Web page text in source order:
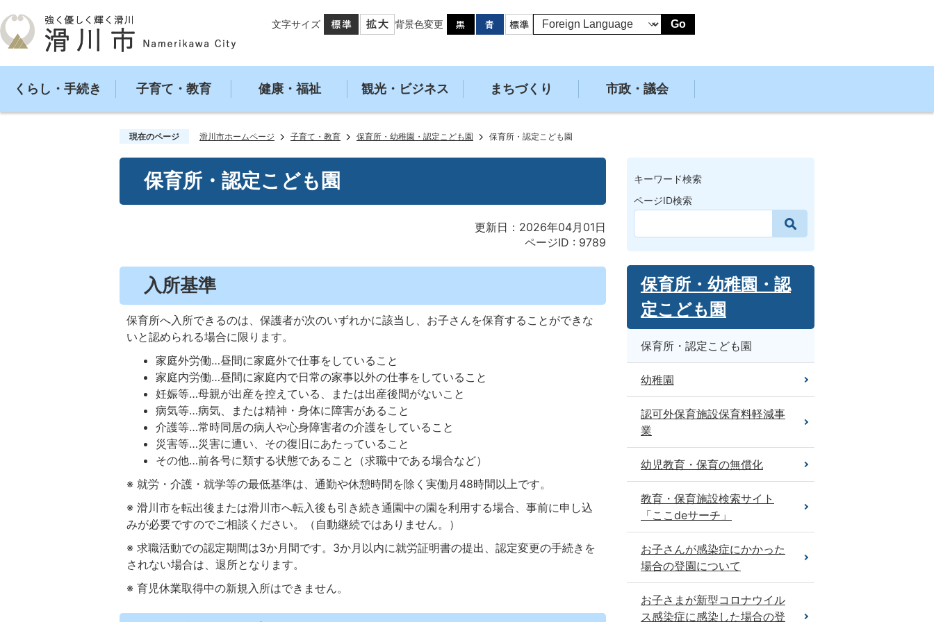
文字サイズ 背景色変更 Go
くらし・手続き 子育て・教育 健康・福祉 観光・ビジネス まちづくり 市政・議会
現在のページ 滑川市ホームページ 子育て・教育 保育所・幼稚園・認定こども園 保育所・認定こども園
保育所・認定こども園
更新日：2026年04月01日
ページID : 9789
入所基準
保育所へ入所できるのは、保護者が次のいずれかに該当し、お子さんを保育することができな
いと認められる場合に限ります。
家庭外労働…昼間に家庭外で仕事をしていること
家庭内労働…昼間に家庭内で日常の家事以外の仕事をしていること
妊娠等…母親が出産を控えている、または出産後間がないこと
病気等…病気、または精神・身体に障害があること
介護等…常時同居の病人や心身障害者の介護をしていること
災害等…災害に遭い、その復旧にあたっていること
その他…前各号に類する状態であること（求職中である場合など）
※ 就労・介護・就学等の最低基準は、通勤や休憩時間を除く実働月48時間以上です。
※ 滑川市を転出後または滑川市へ転入後も引き続き通園中の園を利用する場合、事前に申し込
みが必要ですのでご相談ください。（自動継続ではありません。）
※ 求職活動での認定期間は3か月間です。3か月以内に就労証明書の提出、認定変更の手続きを
されない場合は、退所となります。
※ 育児休業取得中の新規入所はできません。
キーワード検索
ページID検索
保育所・幼稚園・認
定こども園
保育所・認定こども園
幼稚園
認可外保育施設保育料軽減事
業
幼児教育・保育の無償化
教育・保育施設検索サイト
「ここdeサーチ」
お子さんが感染症にかかった
場合の登園について
お子さまが新型コロナウイル
ス感染症に感染した場合の登